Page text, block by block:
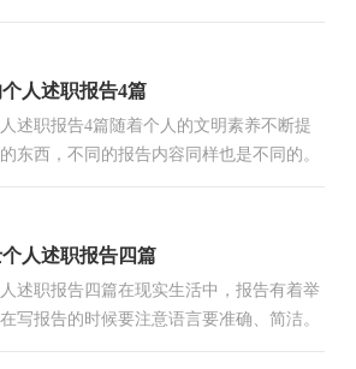
人述职报告4篇
述职报告4篇随着个人的文明素养不断提
东西，不同的报告内容同样也是不同的。
个人述职报告四篇
人述职报告四篇在现实生活中，报告有着举
写报告的时候要注意语言要准确、简洁。